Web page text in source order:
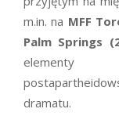
m.in. na MFF
Palm Springs
elementy
dramatu.